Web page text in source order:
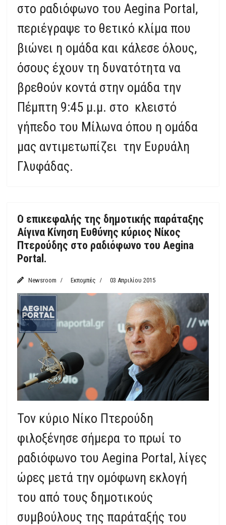
στο ραδιόφωνο του Aegina Portal,
περιέγραψε το θετικό κλίμα που
βιώνει η ομάδα και κάλεσε όλους,
όσους έχουν τη δυνατότητα να
βρεθούν κοντά στην ομάδα την
Πέμπτη 9:45 μ.μ. στο κλειστό
γήπεδο του Μίλωνα όπου η ομάδα
μας αντιμετωπίζει την Ευρυάλη
Γλυφάδας.
Featured
Ο επικεφαλής της δημοτικής παράταξης
Αίγινα Κίνηση Ευθύνης κύριος Νίκος
Πτερούδης στο ραδιόφωνο του Aegina
Portal.
Newsroom Εκπομπές 03 Απριλίου 2015
Τον κύριο Νίκο Πτερούδη
φιλοξένησε σήμερα το πρωί το
ραδιόφωνο του Aegina Portal, λίγες
ώρες μετά την ομόφωνη εκλογή
του από τους δημοτικούς
συμβούλους της παράταξής του